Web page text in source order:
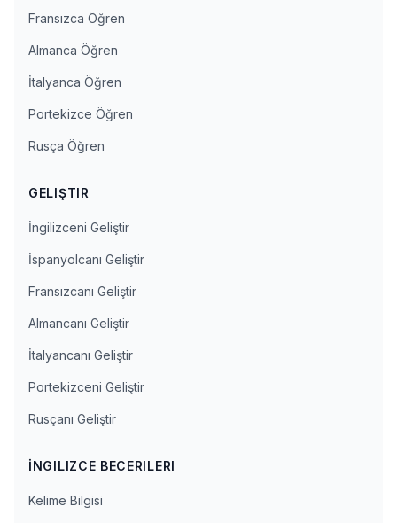
Fransızca Öğren
Almanca Öğren
İtalyanca Öğren
Portekizce Öğren
Rusça Öğren
GELIŞTIR
İngilizceni Geliştir
İspanyolcanı Geliştir
Fransızcanı Geliştir
Almancanı Geliştir
İtalyancanı Geliştir
Portekizceni Geliştir
Rusçanı Geliştir
İNGILIZCE BECERILERI
Kelime Bilgisi